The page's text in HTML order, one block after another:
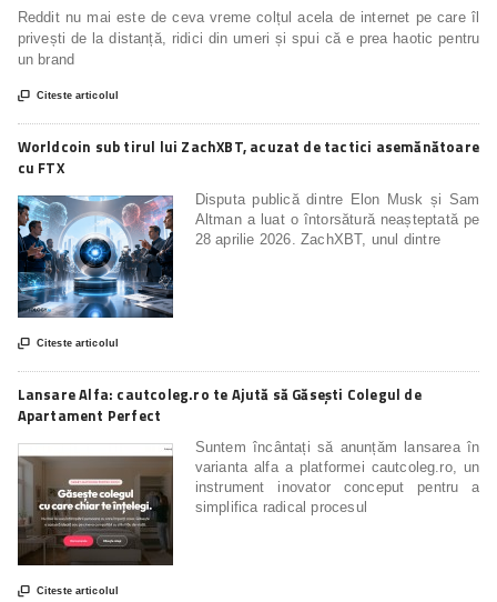
Reddit nu mai este de ceva vreme colțul acela de internet pe care îl
privești de la distanță, ridici din umeri și spui că e prea haotic pentru
un brand
 Citeste articolul
Worldcoin sub tirul lui ZachXBT, acuzat de tactici asemănătoare
cu FTX
Disputa publică dintre Elon Musk și Sam
Altman a luat o întorsătură neașteptată pe
28 aprilie 2026. ZachXBT, unul dintre
 Citeste articolul
Lansare Alfa: cautcoleg.ro te Ajută să Găsești Colegul de
Apartament Perfect
Suntem încântați să anunțăm lansarea în
varianta alfa a platformei cautcoleg.ro, un
instrument inovator conceput pentru a
simplifica radical procesul
 Citeste articolul